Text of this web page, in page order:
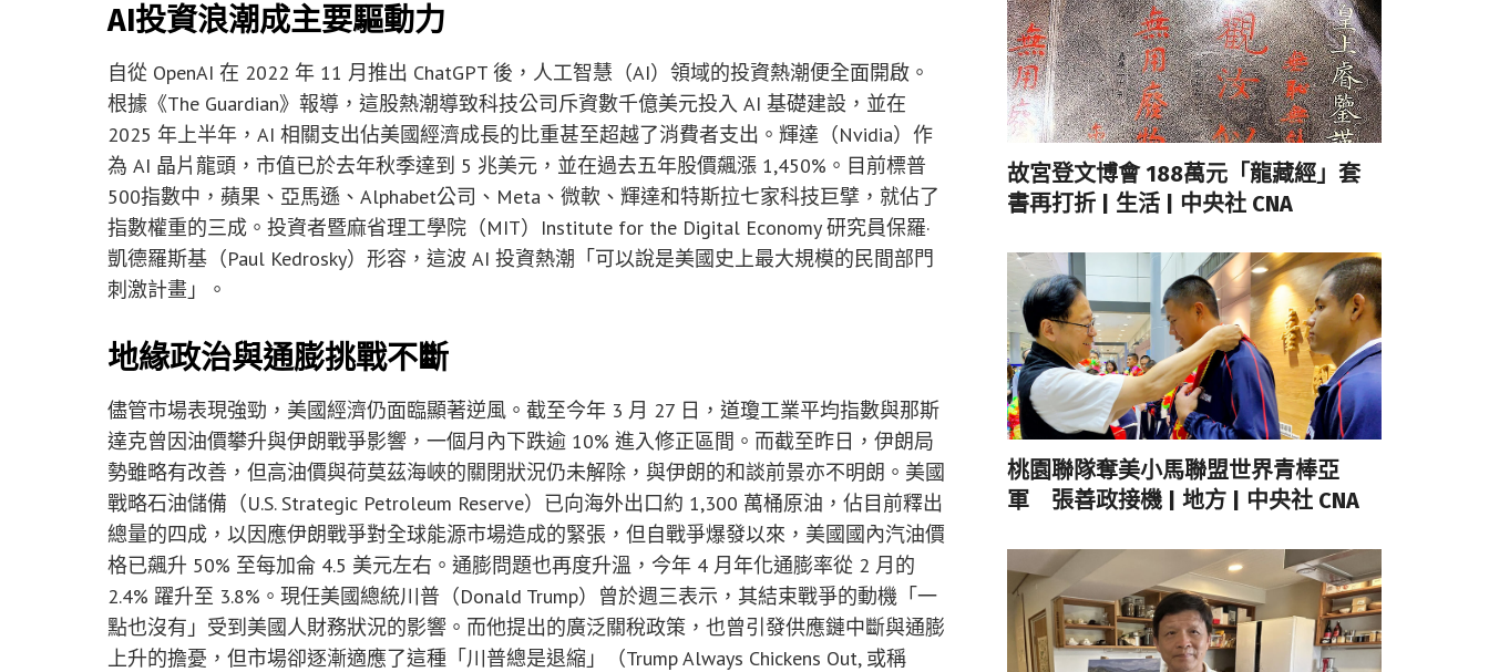
AI投資浪潮成主要驅動力
自從 OpenAI 在 2022 年 11 月推出 ChatGPT 後，人工智慧（AI）領域的投資熱潮便全面開啟。
根據《The Guardian》報導，這股熱潮導致科技公司斥資數千億美元投入 AI 基礎建設，並在
2025 年上半年，AI 相關支出佔美國經濟成長的比重甚至超越了消費者支出。輝達（Nvidia）作
為 AI 晶片龍頭，市值已於去年秋季達到 5 兆美元，並在過去五年股價飆漲 1,450%。目前標普
500指數中，蘋果、亞馬遜、Alphabet公司、Meta、微軟、輝達和特斯拉七家科技巨擘，就佔了
指數權重的三成。投資者暨麻省理工學院（MIT）Institute for the Digital Economy 研究員保羅·
凱德羅斯基（Paul Kedrosky）形容，這波 AI 投資熱潮「可以說是美國史上最大規模的民間部門
刺激計畫」。
地緣政治與通膨挑戰不斷
儘管市場表現強勁，美國經濟仍面臨顯著逆風。截至今年 3 月 27 日，道瓊工業平均指數與那斯
達克曾因油價攀升與伊朗戰爭影響，一個月內下跌逾 10% 進入修正區間。而截至昨日，伊朗局
勢雖略有改善，但高油價與荷莫茲海峽的關閉狀況仍未解除，與伊朗的和談前景亦不明朗。美國
戰略石油儲備（U.S. Strategic Petroleum Reserve）已向海外出口約 1,300 萬桶原油，佔目前釋出
總量的四成，以因應伊朗戰爭對全球能源市場造成的緊張，但自戰爭爆發以來，美國國內汽油價
格已飆升 50% 至每加侖 4.5 美元左右。通膨問題也再度升溫，今年 4 月年化通膨率從 2 月的
2.4% 躍升至 3.8%。現任美國總統川普（Donald Trump）曾於週三表示，其結束戰爭的動機「一
點也沒有」受到美國人財務狀況的影響。而他提出的廣泛關稅政策，也曾引發供應鏈中斷與通膨
上升的擔憂，但市場卻逐漸適應了這種「川普總是退縮」（Trump Always Chickens Out, 或稱
故宮登文博會 188萬元「龍藏經」套
書再打折 | 生活 | 中央社 CNA
桃園聯隊奪美小馬聯盟世界青棒亞
軍 張善政接機 | 地方 | 中央社 CNA